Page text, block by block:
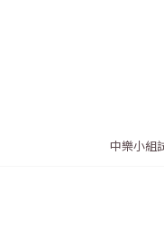
中樂小組